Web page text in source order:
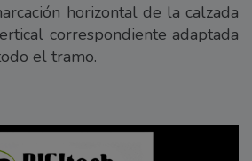
horizontal de la calzada
correspondiente adaptada
el tramo.